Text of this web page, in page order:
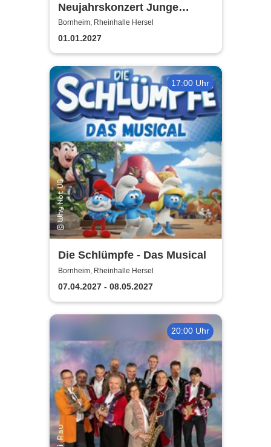
Neujahrskonzert Junge
Philharmonie Köln
Bornheim, Rheinhalle Hersel
01.01.2027
17:00 Uhr
Die Schlümpfe - Das Musical
Bornheim, Rheinhalle Hersel
07.04.2027 - 08.05.2027
20:00 Uhr